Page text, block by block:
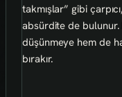
takmışlar” gibi
absürdite de bulunur.
düşünmeye hem de
bırakır.